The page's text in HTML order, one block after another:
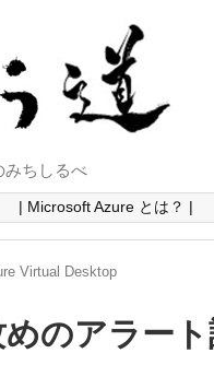
みちしるべ
| Microsoft Azure とは？ |
Virtual Desktop
のアラー